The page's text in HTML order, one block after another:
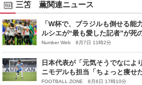
三笘 薫関連ニュース
「W杯で、ブラジルも倒せる
ルシエが“最も愛した記者”が死
公開《追悼・田村修一さん》
Number Web 8月7日 11時2分
日本代表が「元気そうでなに
ニモデルも担当「ちょっと痩せ
FOOTBALL ZONE 8月6日 17時10分